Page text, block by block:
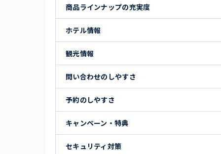
商品ラインナップの充実度
ホテル情報
観光情報
問い合わせのしやすさ
予約のしやすさ
キャンペーン・特典
セキュリティ対策